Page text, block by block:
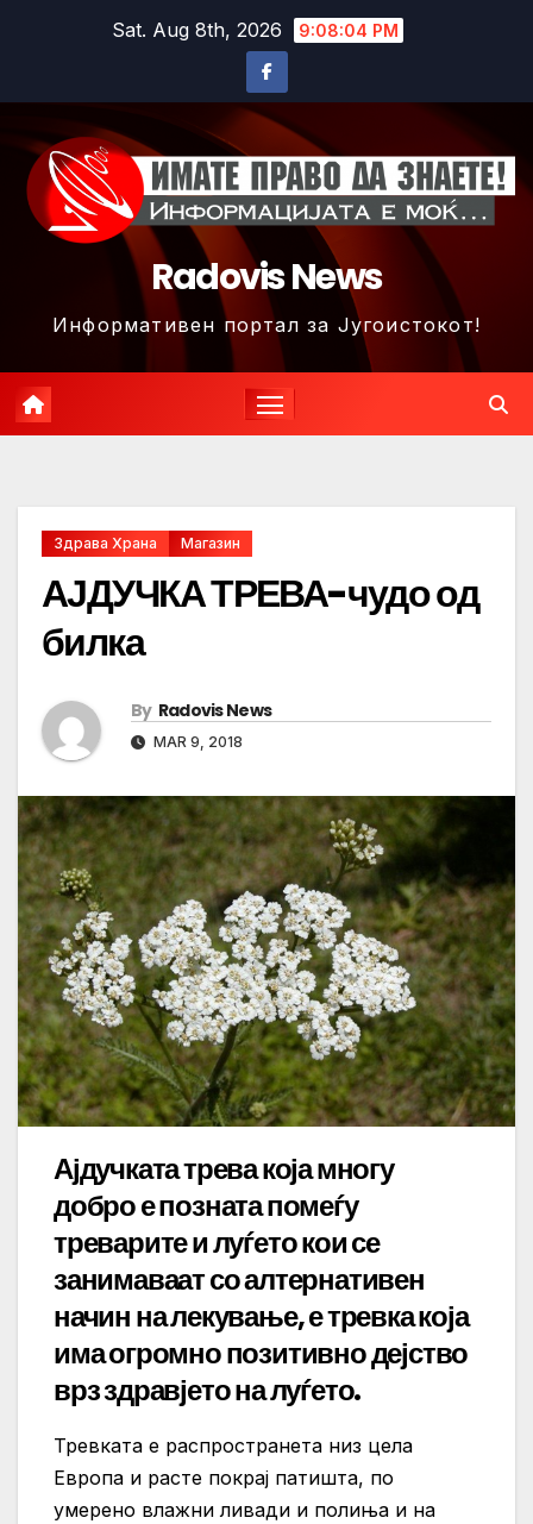
Sat. Aug 8th, 2026 9:08:07 PM
Radovis News
Информативен портал за Југоистокот!
Здрава Храна Магазин
АЈДУЧКА ТРЕВА-чудо од
билка
By Radovis News
MAR 9, 2018
Ајдучката трева која многу
добро е позната помеѓу
треварите и луѓето кои се
занимаваат со алтернативен
начин на лекување, е тревка која
има огромно позитивно дејство
врз здравјето на луѓето.
Тревката е распространета низ цела
Европа и расте покрај патишта, по
умерено влажни ливади и полиња и на